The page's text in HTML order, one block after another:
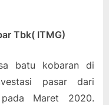
Tbk( ITMG)
batu kobaran di
pasar dari
Maret 2020.